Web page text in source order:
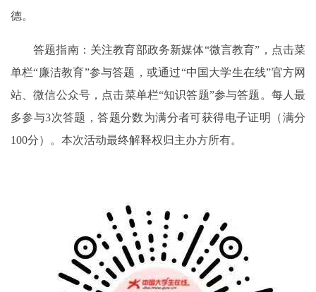
德。
答题指南：关注教育部政务新媒体“微言教育”，点击菜
单栏“廉洁教育”参与答题，或通过“中国大学生在线”官方网
站、微信公众号，点击菜单栏“知识答题”参与答题。每人最
多参与3次答题，答题分数为满分者可获得电子证明（满分
100分）。本次活动最终解释权归主办方所有。